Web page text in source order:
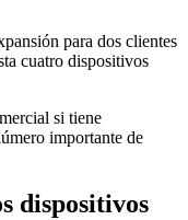
para dos clientes
cuatro dispositivos
si tiene
importante de
dispositivos